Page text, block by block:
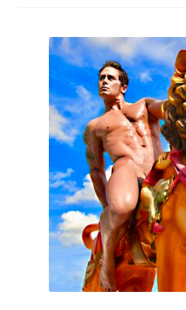
Mein Konto
Warenkorb
Widerrufsbelehrung